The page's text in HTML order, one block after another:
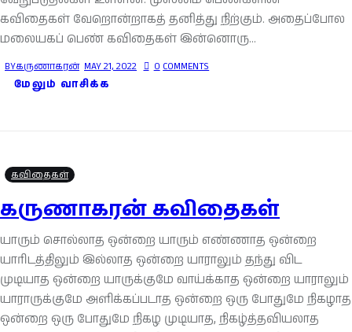
கவிதைகள் வேறொன்றாகத் தனித்து நிற்கும். அதைப்போல
மலையகப் பெண் கவிதைகள் இன்னொரு…
BYகருணாகரன் MAY 21, 2022 0 COMMENTS
மேலும் வாசிக்க
கவிதைகள்
கருணாகரன் கவிதைகள்
யாரும் சொல்லாத ஒன்றை யாரும் எண்ணாத ஒன்றை
யாரிடத்திலும் இல்லாத ஒன்றை யாராலும் தந்து விட
முடியாத ஒன்றை யாருக்குமே வாய்க்காத ஒன்றை யாராலும்
யாராருக்குமே அளிக்கப்படாத ஒன்றை ஒரு போதுமே நிகழாத
ஒன்றை ஒரு போதுமே நிகழ முடியாத, நிகழ்த்தவியலாத